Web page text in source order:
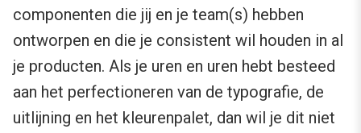
componenten die jij en je team(s) hebben
ontworpen en die je consistent wil houden in al
je producten. Als je uren en uren hebt besteed
aan het perfectioneren van de typografie, de
uitlijning en het kleurenpalet, dan wil je dit niet